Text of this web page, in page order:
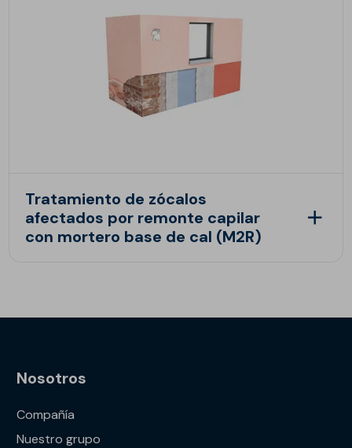
Tratamiento de zócalos
afectados por remonte capilar
con mortero base de cal (M2R)
Nosotros
Compañía
Nuestro grupo